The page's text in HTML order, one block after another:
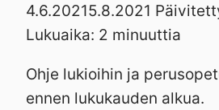
4.6.20215.8.2021
Lukuaika: 2 minuuttia
Ohje lukioihin ja
ennen lukukauden alkua.